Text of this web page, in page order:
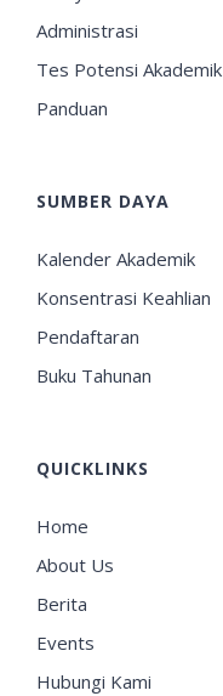
Administrasi
Tes Potensi Akademik
Panduan
SUMBER DAYA
Kalender Akademik
Konsentrasi Keahlian
Pendaftaran
Buku Tahunan
QUICKLINKS
Home
About Us
Berita
Events
Hubungi Kami